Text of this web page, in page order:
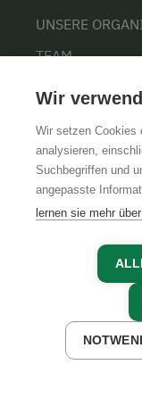
JETZT
UNSERE
TEAM
KARRIERE
AGB
Wir
Wir setzen Cookies
analysieren,
Suchbegriffen und
angepasste
lernen sie mehr